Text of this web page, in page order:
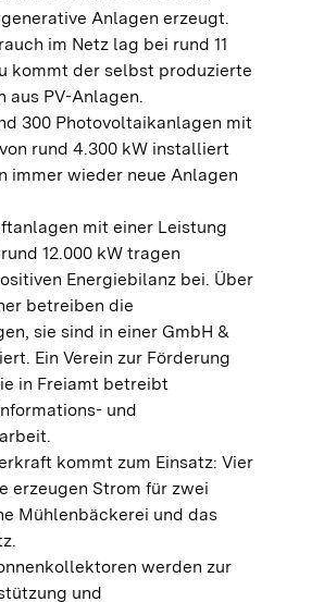
Anlagen erzeugt.
im Netz lag bei rund 11
kommt der selbst produzierte
aus PV-Anlagen.
300 Photovoltaikanlagen mit
rund 4.300 kW installiert
immer wieder neue Anlagen
mit einer Leistung
12.000 kW tragen
Energiebilanz bei. Über
betreiben die
sie sind in einer GmbH &
Ein Verein zur Förderung
in Freiamt betreibt
und
kommt zum Einsatz: Vier
erzeugen Strom für zwei
Mühlenbäckerei und das
werden zur
und